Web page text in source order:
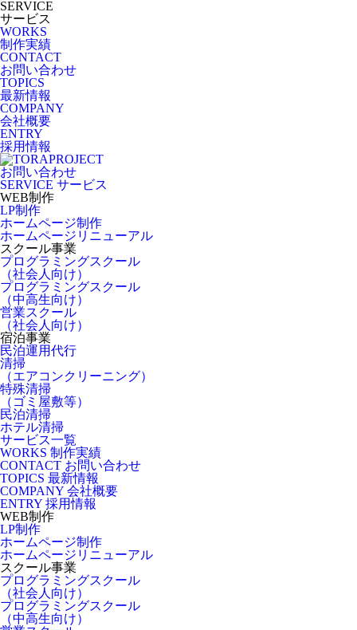
SERVICE
サービス
WORKS
制作実績
CONTACT
お問い合わせ
TOPICS
最新情報
COMPANY
会社概要
ENTRY
採用情報
お問い合わせ
SERVICE サービス
WEB制作
LP制作
ホームページ制作
ホームページリニューアル
スクール事業
プログラミングスクール
（社会人向け）
プログラミングスクール
（中高生向け）
営業スクール
（社会人向け）
宿泊事業
民泊運用代行
清掃
（エアコンクリーニング）
特殊清掃
（ゴミ屋敷等）
民泊清掃
ホテル清掃
サービス一覧
WORKS 制作実績
CONTACT お問い合わせ
TOPICS 最新情報
COMPANY 会社概要
ENTRY 採用情報
WEB制作
LP制作
ホームページ制作
ホームページリニューアル
スクール事業
プログラミングスクール
（社会人向け）
プログラミングスクール
（中高生向け）